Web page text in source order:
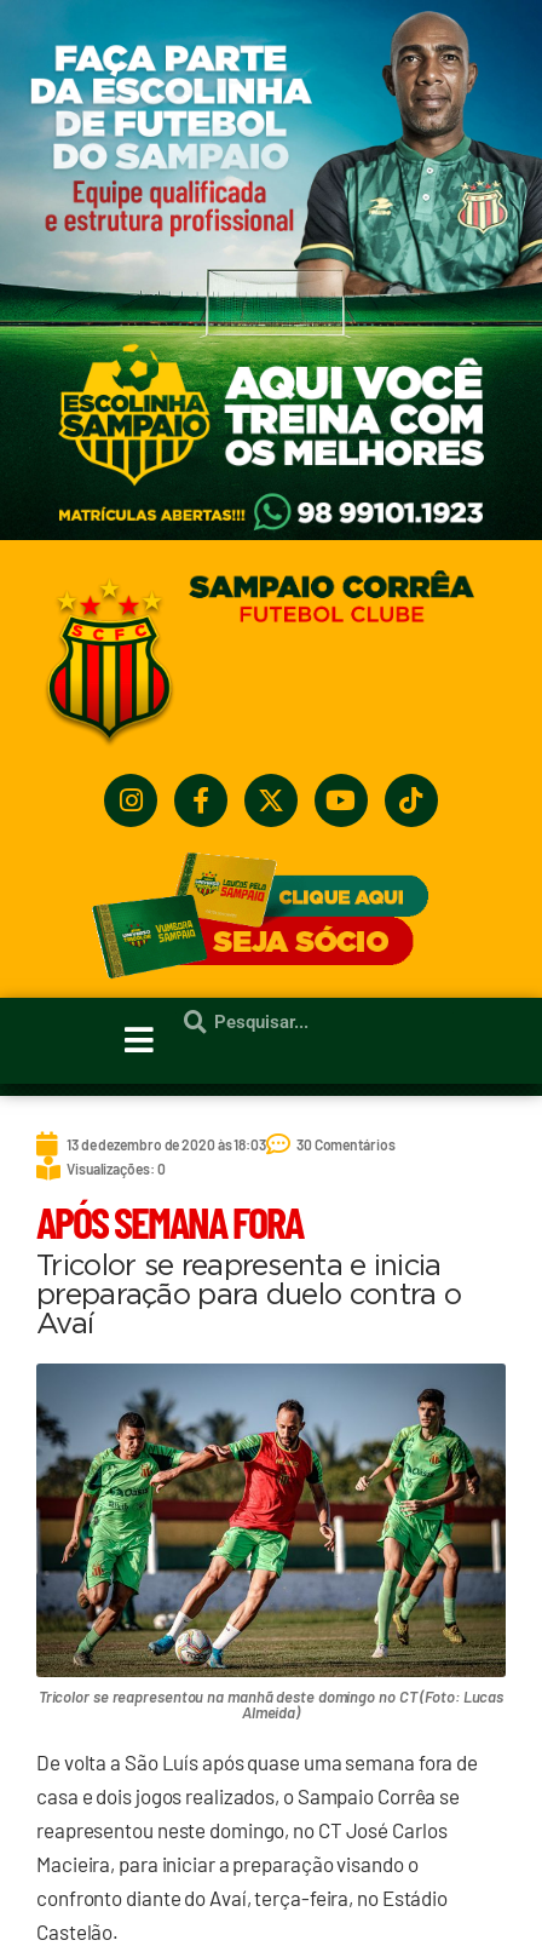
13 de dezembro de 2020 às 18:03
30 Comentários
Visualizações: 0
APÓS SEMANA FORA
Tricolor se reapresenta e inicia
preparação para duelo contra o
Avaí
Tricolor se reapresentou na manhã deste domingo no CT (Foto: Lucas
Almeida)
De volta a São Luís após quase uma semana fora de
casa e dois jogos realizados, o Sampaio Corrêa se
reapresentou neste domingo, no CT José Carlos
Macieira, para iniciar a preparação visando o
confronto diante do Avaí, terça-feira, no Estádio
Castelão.